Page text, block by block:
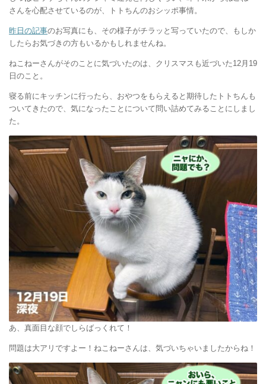
さんを心配させているのが、トトちんのおシッポ事情。
昨日の記事のお写真にも、その様子がチラッと写っていたので、もしか
したらお気づきの方もいるかもしれませんね。
ねこねーさんがそのことに気づいたのは、クリスマスも近づいた12月19
日のこと。
寝る前にキッチンに行ったら、おやつをもらえると期待したトトちんも
ついてきたので、気になったことについて問い詰めてみることにしまし
た。
あ、真面目な顔でしらばっくれて！
問題は大アリですよー！ねこねーさんは、気づいちゃいましたからね！